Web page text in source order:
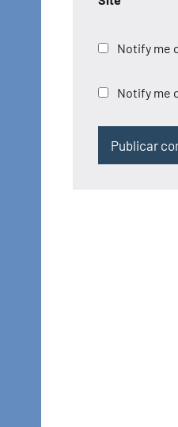
Notify me
Notify me